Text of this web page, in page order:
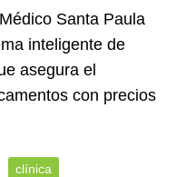
Santa Paula
inteligente de
asegura el
con precios
clínica